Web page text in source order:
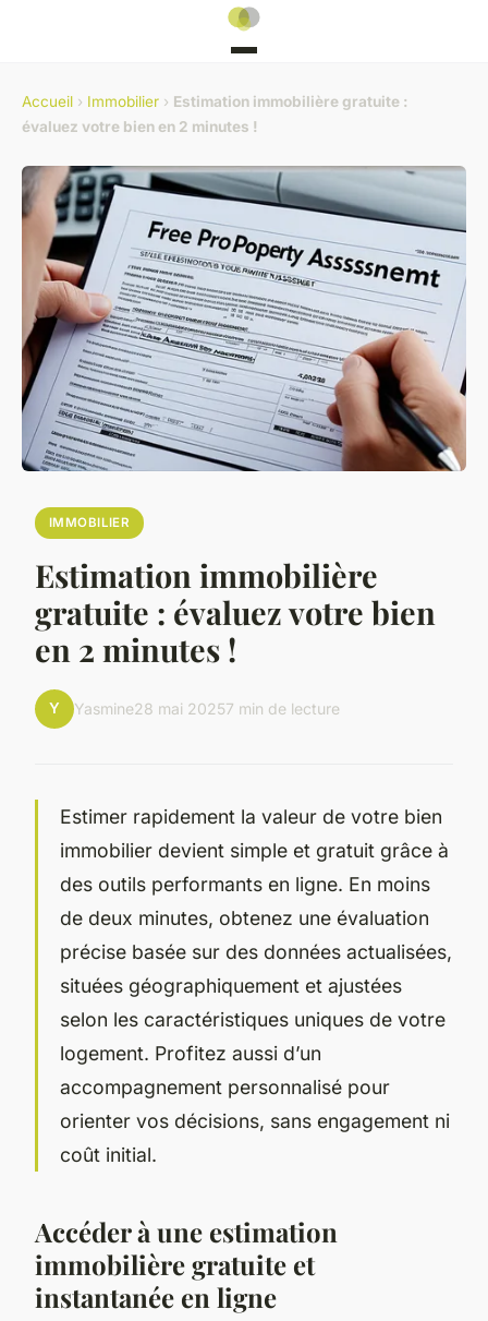
Accueil › Immobilier › Estimation immobilière gratuite :
évaluez votre bien en 2 minutes !
IMMOBILIER
Estimation immobilière
gratuite : évaluez votre bien
en 2 minutes !
Y Yasmine28 mai 20257 min de lecture
Estimer rapidement la valeur de votre bien
immobilier devient simple et gratuit grâce à
des outils performants en ligne. En moins
de deux minutes, obtenez une évaluation
précise basée sur des données actualisées,
situées géographiquement et ajustées
selon les caractéristiques uniques de votre
logement. Profitez aussi d’un
accompagnement personnalisé pour
orienter vos décisions, sans engagement ni
coût initial.
Accéder à une estimation
immobilière gratuite et
instantanée en ligne